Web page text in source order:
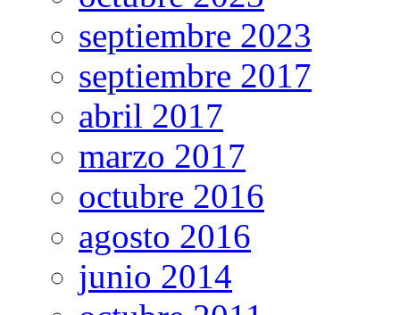
septiembre 2023
septiembre 2017
abril 2017
marzo 2017
octubre 2016
agosto 2016
junio 2014